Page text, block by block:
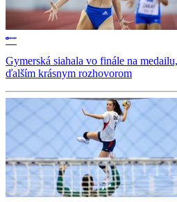
Gymerská siahala vo finále na
ďalším krásnym rozhovorom